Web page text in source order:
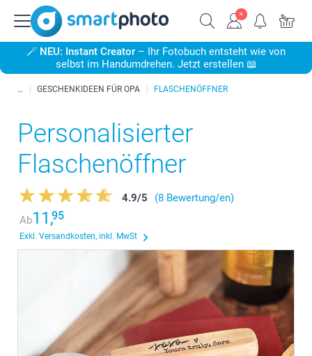
🪄 NEU: Instant Creator – Ihr Fotobuch entsteht wie von
selbst im Handumdrehen. Jetzt erstellen 📖
GESCHENKIDEEN FÜR OPA FLASCHENÖFFNER
Personalisierter
Flaschenöffner
4.9/5
(8 Bewertung/en)
Ab11,95
Exkl. Versandkosten, inkl. MwSt